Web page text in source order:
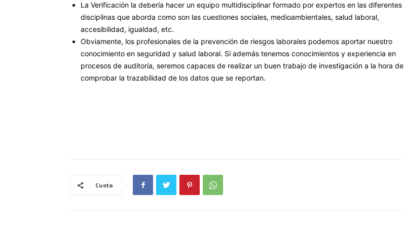
La Verificación la debería hacer un equipo multidisciplinar formado por expertos en las diferentes
disciplinas que aborda como son las cuestiones sociales, medioambientales, salud laboral,
accesibilidad, igualdad, etc.
Obviamente, los profesionales de la prevención de riesgos laborales podemos aportar nuestro
conocimiento en seguridad y salud laboral. Si además tenemos conocimientos y experiencia en
procesos de auditoría, seremos capaces de realizar un buen trabajo de investigación a la hora de
comprobar la trazabilidad de los datos que se reportan.
Cuota